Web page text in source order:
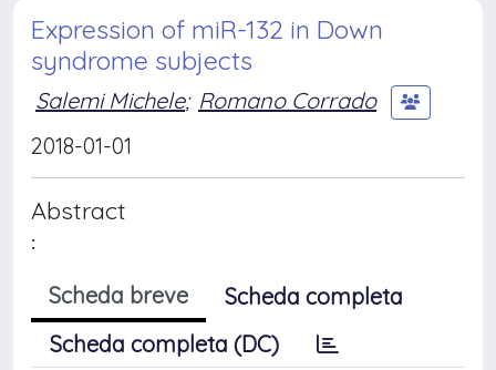
Expression of miR-132 in Down
syndrome subjects
Salemi Michele; Romano Corrado
2018-01-01
Abstract
:
Scheda breve
Scheda completa
Scheda completa (DC)